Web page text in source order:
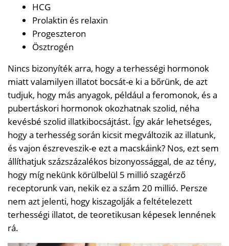
HCG
Prolaktin és relaxin
Progeszteron
Ösztrogén
Nincs bizonyíték arra, hogy a terhességi hormonok
miatt valamilyen illatot bocsát-e ki a bőrünk, de azt
tudjuk, hogy más anyagok, például a feromonok, és a
pubertáskori hormonok okozhatnak szolid, néha
kevésbé szolid illatkibocsájtást. Így akár lehetséges,
hogy a terhesség során kicsit megváltozik az illatunk,
és vajon észreveszik-e ezt a macskáink? Nos, ezt sem
állíthatjuk százszázalékos bizonyossággal, de az tény,
hogy míg nekünk körülbelül 5 millió szagérző
receptorunk van, nekik ez a szám 20 millió. Persze
nem azt jelenti, hogy kiszagolják a feltételezett
terhességi illatot, de teoretikusan képesek lennének
rá.